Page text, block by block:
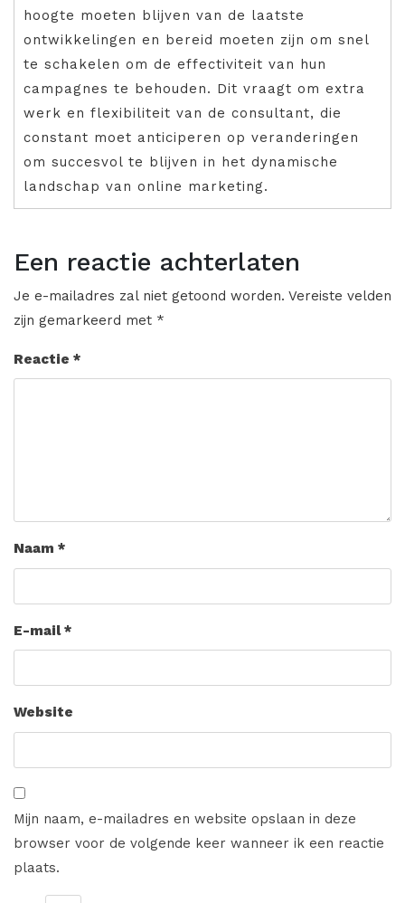
hoogte moeten blijven van de laatste
ontwikkelingen en bereid moeten zijn om snel
te schakelen om de effectiviteit van hun
campagnes te behouden. Dit vraagt om extra
werk en flexibiliteit van de consultant, die
constant moet anticiperen op veranderingen
om succesvol te blijven in het dynamische
landschap van online marketing.
Een reactie achterlaten
Je e-mailadres zal niet getoond worden. Vereiste velden
zijn gemarkeerd met *
Reactie *
Naam *
E-mail*
Website
Mijn naam, e-mailadres en website opslaan in deze
browser voor de volgende keer wanneer ik een reactie
plaats.